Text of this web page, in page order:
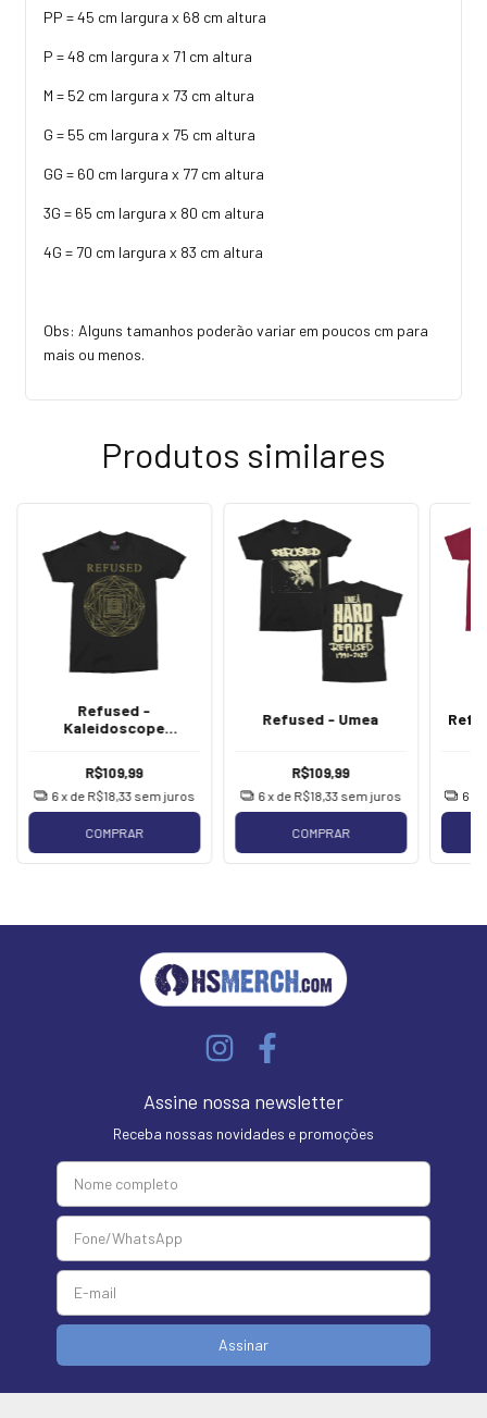
PP = 45 cm largura x 68 cm altura
P = 48 cm largura x 71 cm altura
M = 52 cm largura x 73 cm altura
G = 55 cm largura x 75 cm altura
GG = 60 cm largura x 77 cm altura
3G = 65 cm largura x 80 cm altura
4G = 70 cm largura x 83 cm altura
Obs: Alguns tamanhos poderão variar em poucos cm para
mais ou menos.
Produtos similares
Refused -
Kaleidoscope
R$109,99
6x de R$18,33 sem juros
COMPRAR
Refused - Umea
R$109,99
6x de R$18,33 sem juros
COMPRAR
6
Assine nossa newsletter
Receba nossas novidades e promoções